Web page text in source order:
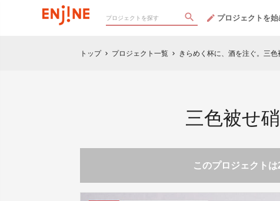
プロジェクトを始
トップ chevron_right プロジェクト一覧 chevron_right きらめく杯に、酒を注ぐ。三
三色被せ
このプロジェクト